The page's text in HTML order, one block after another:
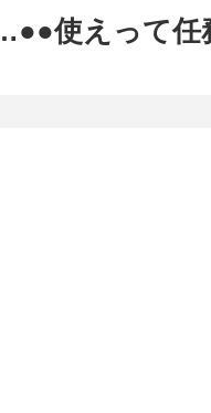
使えって